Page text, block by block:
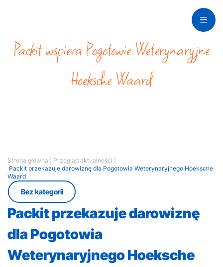
Packit wspiera Pogotowie Weterynaryjne
Hoeksche Waard
Strona główna Przegląd aktualności
Packit przekazuje darowiznę dla Pogotowia Weterynaryjnego Hoeksche
Waard
Bez kategorii
Packit przekazuje darowiznę
dla Pogotowia
Weterynaryjnego Hoeksche